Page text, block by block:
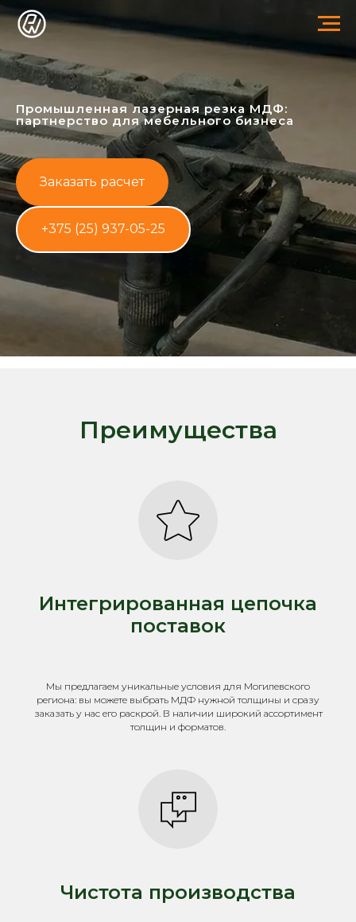
Промышленная лазерная резка МДФ:
партнерство для мебельного бизнеса
Заказать расчет
+375 (25) 937-05-25
Преимущества
Интегрированная цепочка
поставок
Мы предлагаем уникальные условия для Могилевского
региона: вы можете выбрать МДФ нужной толщины и сразу
заказать у нас его раскрой. В наличии широкий ассортимент
толщин и форматов.
Чистота производства